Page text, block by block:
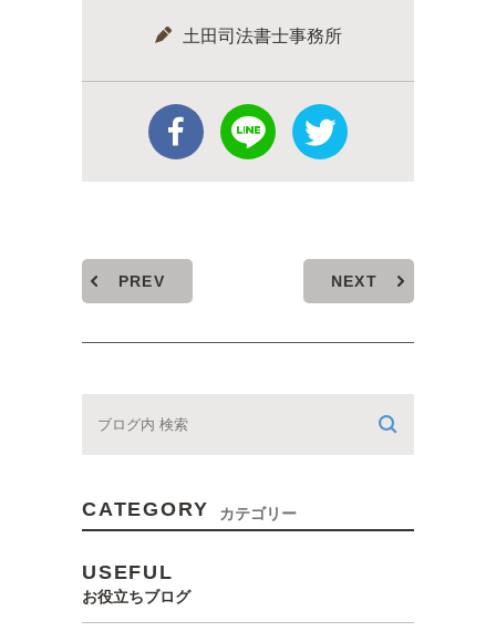
土田司法書士事務所
PREV NEXT
CATEGORY カテゴリー
USEFUL
お役立ちブログ